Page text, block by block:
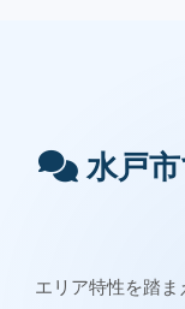
水戸市
エリア特性を踏